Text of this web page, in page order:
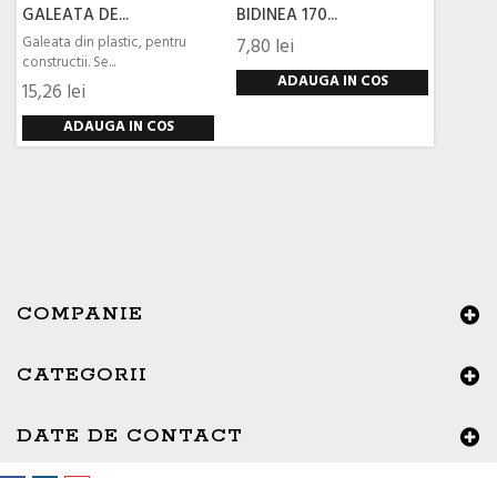
GALEATA DE...
Galeata din plastic, pentru
constructii. Se...
15,26 lei
ADAUGA IN COS
BIDINEA 170...
7,80 lei
ADAUGA IN COS
COMPANIE
CATEGORII
DATE DE CONTACT
Buna ziua, Suntem aici sa va ajutam!